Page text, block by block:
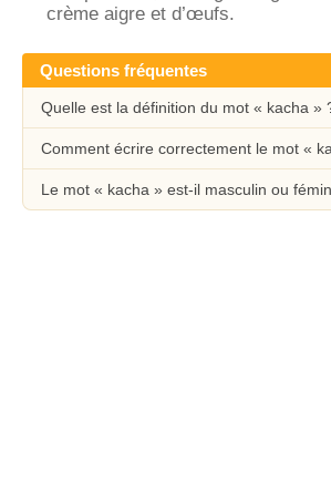
crème aigre et d’œufs.
Questions fréquentes
Quelle est la définition du mot « kacha »
Comment écrire correctement le mot «
Le mot « kacha » est-il masculin ou